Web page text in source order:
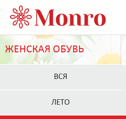
ЖЕНСКАЯ ОБУВЬ
ВСЯ
ЛЕТО